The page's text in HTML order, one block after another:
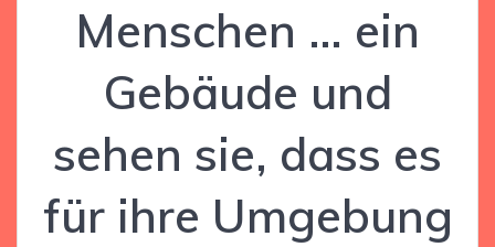
Menschen … ein
Gebäude und
sehen sie, dass es
für ihre Umgebung